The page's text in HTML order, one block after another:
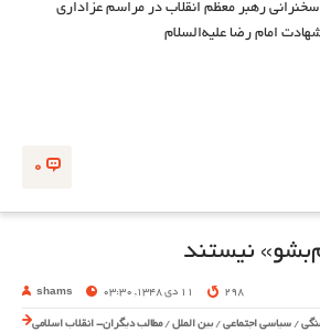
سخنرانی رهبر معظم انقلاب در مراسم عزاداری
امام رضا علیه‌السلام
0
نیستند
shams 11 دی 1348, 03:30 298
/ سیاسی اجتماعی /بین الملل /مطالب دیگران- انقلاب اسلامی